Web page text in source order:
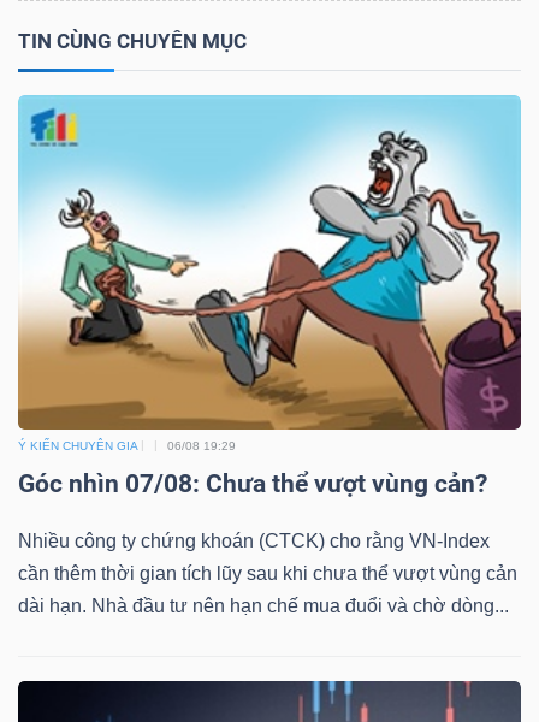
TIN CÙNG CHUYÊN MỤC
Ý KIẾN CHUYÊN GIA 06/08 19:29
Góc nhìn 07/08: Chưa thể vượt vùng cản?
Nhiều công ty chứng khoán (CTCK) cho rằng VN-Index
cần thêm thời gian tích lũy sau khi chưa thể vượt vùng cản
dài hạn. Nhà đầu tư nên hạn chế mua đuổi và chờ dòng...
Tin
tức
(-)
Bài
viết
của
tác
giả
(-)
Báo
phân
tích
(-)
ngữ